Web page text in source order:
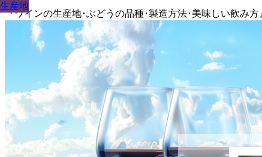
『ワインの生産地･ぶどうの品種･製造方法･美味しい飲み
生産地
生産地
生産地
生産地
生産地
生産地
生産地
生産地
生産地